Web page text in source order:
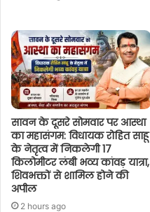
सावन के दूसरे सोमवार पर आस्था
का महासंगम: विधायक रोहित साहू
के नेतृत्व में निकलेगी 17
किलोमीटर लंबी भव्य कांवड़ यात्रा,
शिवभक्तों से शामिल होने की
अपील
2 hours ago